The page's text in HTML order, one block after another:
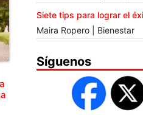
Siete tips para lograr el
Maira Ropero | Bienestar
Síguenos